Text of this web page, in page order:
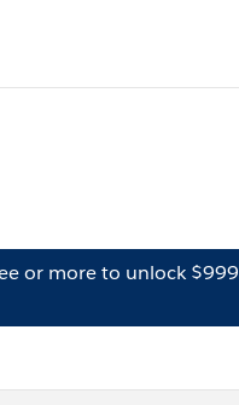
or more to unlock $999